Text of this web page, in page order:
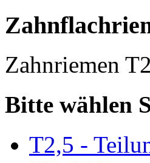
Zahnriemen
Bitte wählen
T2,5 -